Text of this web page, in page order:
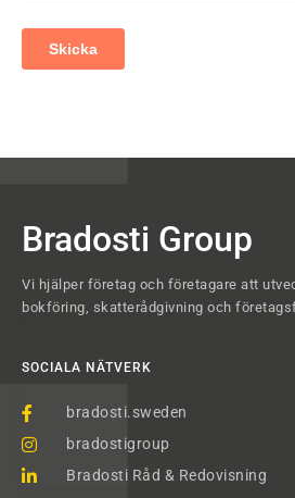
SOCIALA NÄTVERK
bradosti.sweden
bradostigroup
Bradosti Råd & Redovisning
Bradosti Group
Vi hjälper företag och företagare att
bokföring, skatterådgivning och